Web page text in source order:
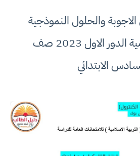
والحلول النموذجية
اسئلة الاسلامية الدور الاول 2023 صف
الابتدائي